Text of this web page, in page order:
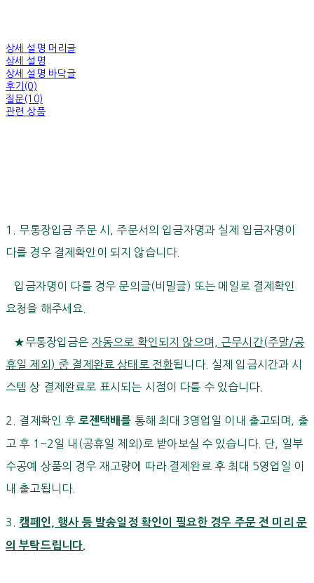
상세 설명 머리글
상세 설명
상세 설명 바닥글
후기(0)
질문(10)
관련 상품
1. 무통장입금 주문 시, 주문서의 입금자명과 실제 입금자명이
다를 경우 결제확인이 되지 않습니다.
입금자명이 다를 경우 문의글(비밀글) 또는 메일로 결제확인
요청을 해주세요.
★무통장입금은 자동으로 확인되지 않으며, 근무시간(주말/공
휴일 제외) 중 결제완료 상태로 전환됩니다. 실제 입금시간과 시
스템 상 결제완료로 표시되는 시점이 다를 수 있습니다.
2. 결제확인 후 로젠택배를 통해 최대 3영업일 이내 출고되며, 출
고 후 1~2일 내(공휴일 제외)로 받아보실 수 있습니다. 단, 일부
수공예 상품의 경우 재고량에 따라 결제완료 후 최대 5영업일 이
내 출고됩니다.
3. 캠페인, 행사 등 발송일정 확인이 필요한 경우 주문 전 미리 문
의 부탁드립니다.